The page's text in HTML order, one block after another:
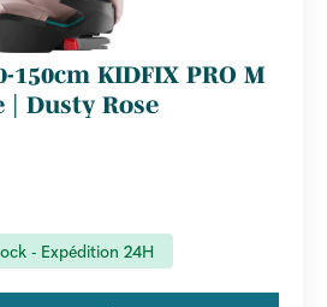
150cm KIDFIX PRO M
| Dusty Rose
- Expédition 24H